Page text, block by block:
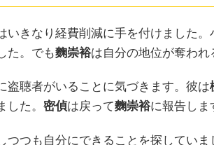
いきなり経費削減に手を付けました
た。でも麴崇裕は自分の地位が奪われ
盗聴者がいることに気づきます。彼は
した。 密偵は戻って麴崇裕に報告しま
つつも自分にできることを探してい